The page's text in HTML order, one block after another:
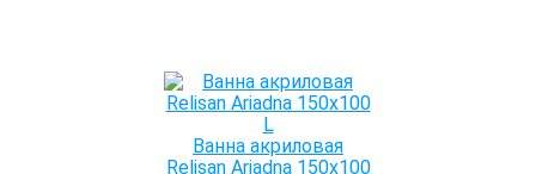
Ванна акриловая
Relisan Ariadna 150x100